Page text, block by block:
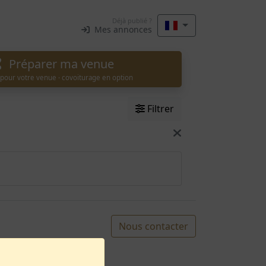
Déjà publié ?
Mes annonces
Préparer ma venue
votre venue · covoiturage en option
Filtrer
Nous contacter